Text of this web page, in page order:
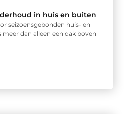
in huis en buiten
seizoensgebonden huis- en
dan alleen een dak boven